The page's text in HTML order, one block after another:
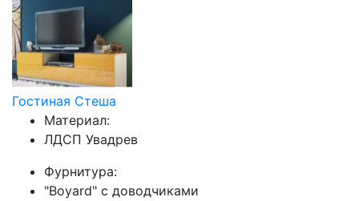
Гостиная Стеша
Материал:
ЛДСП Увадрев
Фурнитура:
"Boyard" с доводчиками